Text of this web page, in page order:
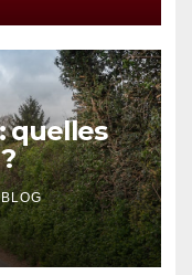
quelles